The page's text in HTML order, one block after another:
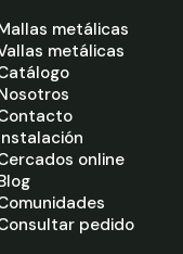
metálicas
metálicas
online
pedido